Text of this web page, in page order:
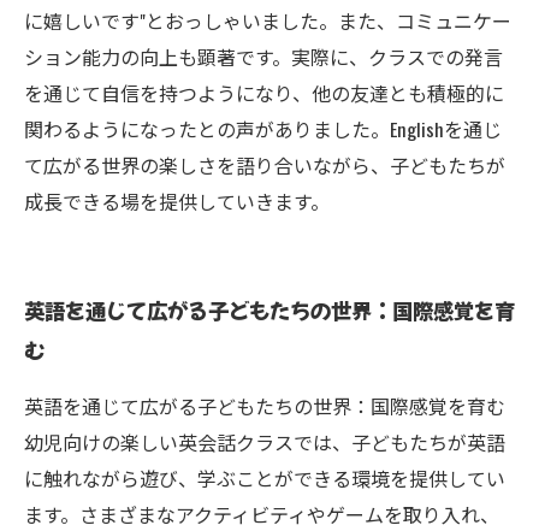
に嬉しいです"とおっしゃいました。また、コミュニケー
ション能力の向上も顕著です。実際に、クラスでの発言
を通じて自信を持つようになり、他の友達とも積極的に
関わるようになったとの声がありました。Englishを通じ
て広がる世界の楽しさを語り合いながら、子どもたちが
成長できる場を提供していきます。
英語を通じて広がる子どもたちの世界：国際感覚を育
む
英語を通じて広がる子どもたちの世界：国際感覚を育む
幼児向けの楽しい英会話クラスでは、子どもたちが英語
に触れながら遊び、学ぶことができる環境を提供してい
ます。さまざまなアクティビティやゲームを取り入れ、